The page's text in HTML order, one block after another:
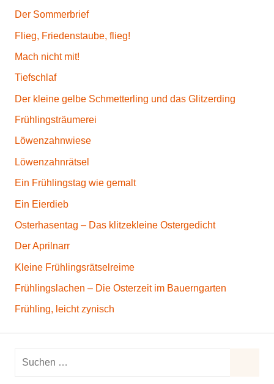
Der Sommerbrief
Flieg, Friedenstaube, flieg!
Mach nicht mit!
Tiefschlaf
Der kleine gelbe Schmetterling und das Glitzerding
Frühlingsträumerei
Löwenzahnwiese
Löwenzahnrätsel
Ein Frühlingstag wie gemalt
Ein Eierdieb
Osterhasentag – Das klitzekleine Ostergedicht
Der Aprilnarr
Kleine Frühlingsrätselreime
Frühlingslachen – Die Osterzeit im Bauerngarten
Frühling, leicht zynisch